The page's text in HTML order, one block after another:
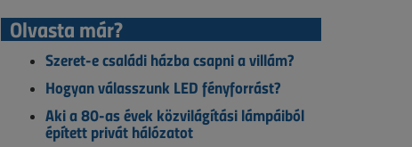
Olvasta már?
Szeret-e családi házba csapni a villám?
Hogyan válasszunk LED fényforrást?
Aki a 80-as évek közvilágítási lámpáiból
épített privát hálózatot